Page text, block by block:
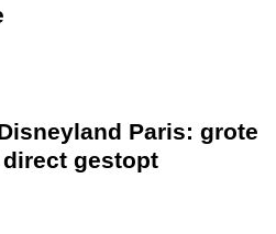
Paris: grote
gestopt